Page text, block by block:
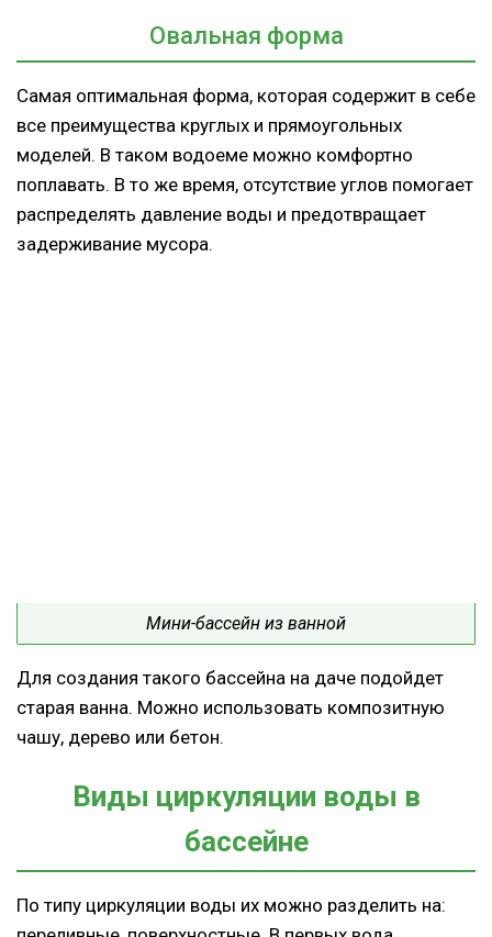
Овальная форма
Самая оптимальная форма, которая содержит в себе
все преимущества круглых и прямоугольных
моделей. В таком водоеме можно комфортно
поплавать. В то же время, отсутствие углов помогает
распределять давление воды и предотвращает
задерживание мусора.
Мини-бассейн из ванной
Для создания такого бассейна на даче подойдет
старая ванна. Можно использовать композитную
чашу, дерево или бетон.
Виды циркуляции воды в
бассейне
По типу циркуляции воды их можно разделить на: